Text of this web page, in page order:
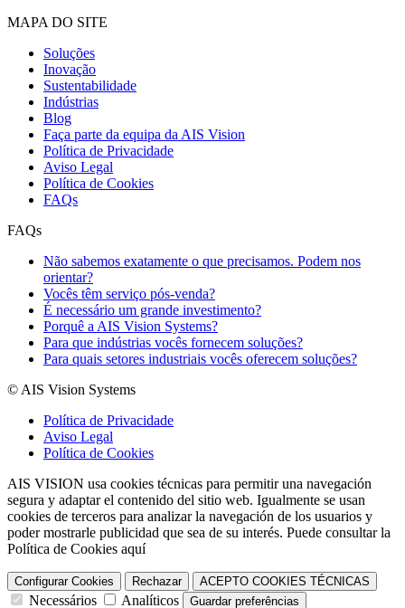
MAPA DO SITE
Soluções
Inovação
Sustentabilidade
Indústrias
Blog
Faça parte da equipa da AIS Vision
Política de Privacidade
Aviso Legal
Política de Cookies
FAQs
FAQs
Não sabemos exatamente o que precisamos. Podem nos
orientar?
Vocês têm serviço pós-venda?
É necessário um grande investimento?
Porquê a AIS Vision Systems?
Para que indústrias vocês fornecem soluções?
Para quais setores industriais vocês oferecem soluções?
© AIS Vision Systems
Política de Privacidade
Aviso Legal
Política de Cookies
AIS VISION usa cookies técnicas para permitir una navegación
segura y adaptar el contenido del sitio web. Igualmente se usan
cookies de terceros para analizar la navegación de los usuarios y
poder mostrarle publicidad que sea de su interés. Puede consultar la
Política de Cookies aquí
Configurar Cookies Rechazar ACEPTO COOKIES TÉCNICAS
Necessários Analíticos Guardar preferências